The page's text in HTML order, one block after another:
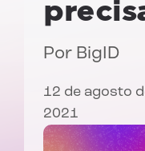
Por BigID
12 de agosto
2021